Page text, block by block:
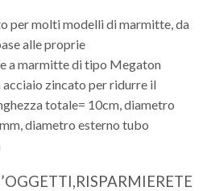
per molti modelli di marmitte, da
alle proprie
a marmitte di tipo Megaton
zincato per ridurre il
totale= 10cm, diametro
diametro esterno tubo